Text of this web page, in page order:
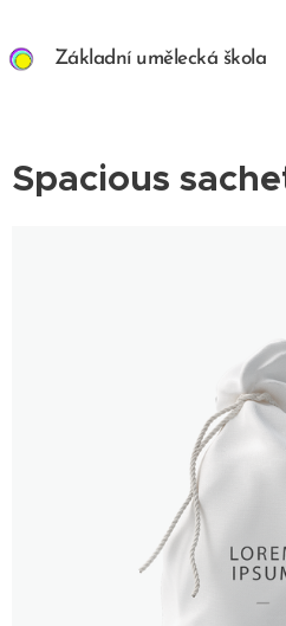
Základní umělecká
Spacious